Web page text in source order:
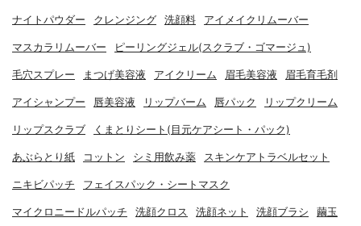
ナイトパウダー クレンジング 洗顔料 アイメイクリムーバー
マスカラリムーバー ピーリングジェル(スクラブ・ゴマージュ)
毛穴スプレー まつげ美容液 アイクリーム 眉毛美容液 眉毛育毛剤
アイシャンプー 唇美容液 リップバーム 唇パック リップクリーム
リップスクラブ くまとりシート(目元ケアシート・パック)
あぶらとり紙 コットン シミ用飲み薬 スキンケアトラベルセット
ニキビパッチ フェイスパック・シートマスク
マイクロニードルパッチ 洗顔クロス 洗顔ネット 洗顔ブラシ 繭玉